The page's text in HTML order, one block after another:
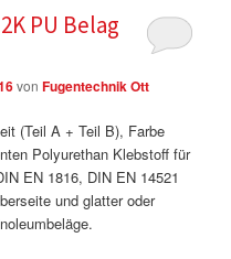
PU Belag
vonFugentechnik Ott
(Teil A + Teil B), Farbe
Polyurethan Klebstoff für
EN 1816, DIN EN 14521
und glatter oder